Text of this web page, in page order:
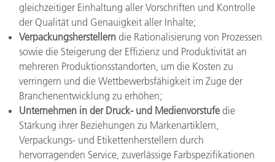
gleichzeitiger Einhaltung aller Vorschriften und Kontrolle
der Qualität und Genauigkeit aller Inhalte;
Verpackungsherstellern die Rationalisierung von Prozessen
sowie die Steigerung der Effizienz und Produktivität an
mehreren Produktionsstandorten, um die Kosten zu
verringern und die Wettbewerbsfähigkeit im Zuge der
Branchenentwicklung zu erhöhen;
Unternehmen in der Druck- und Medienvorstufe die
Stärkung ihrer Beziehungen zu Markenartiklern,
Verpackungs- und Etikettenherstellern durch
hervorragenden Service, zuverlässige Farbspezifikationen